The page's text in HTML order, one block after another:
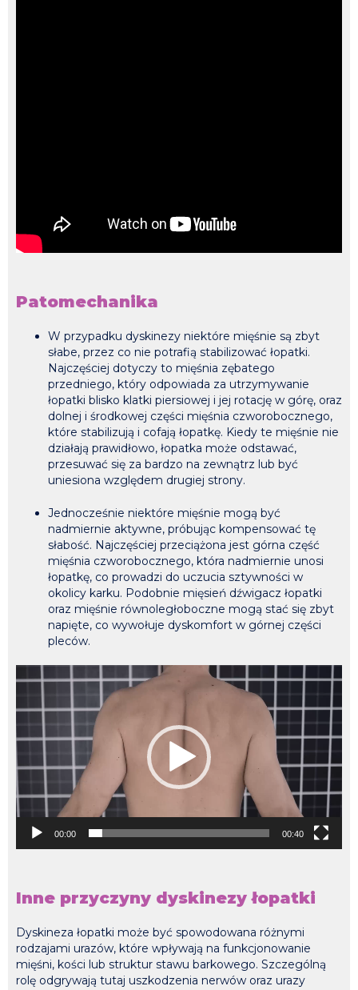
Patomechanika
W przypadku dyskinezy niektóre mięśnie są zbyt
słabe, przez co nie potrafią stabilizować łopatki.
Najczęściej dotyczy to mięśnia zębatego
przedniego, który odpowiada za utrzymywanie
łopatki blisko klatki piersiowej i jej rotację w górę, oraz
dolnej i środkowej części mięśnia czworobocznego,
które stabilizują i cofają łopatkę. Kiedy te mięśnie nie
działają prawidłowo, łopatka może odstawać,
przesuwać się za bardzo na zewnątrz lub być
uniesiona względem drugiej strony.
Jednocześnie niektóre mięśnie mogą być
nadmiernie aktywne, próbując kompensować tę
słabość. Najczęściej przeciążona jest górna część
mięśnia czworobocznego, która nadmiernie unosi
łopatkę, co prowadzi do uczucia sztywności w
okolicy karku. Podobnie mięsień dźwigacz łopatki
oraz mięśnie równoległoboczne mogą stać się zbyt
napięte, co wywołuje dyskomfort w górnej części
pleców.
Odtwarzacz
00:00 00:40
Inne przyczyny dyskinezy łopatki
Dyskineza łopatki może być spowodowana różnymi
rodzajami urazów, które wpływają na funkcjonowanie
mięśni, kości lub struktur stawu barkowego. Szczególną
rolę odgrywają tutaj uszkodzenia nerwów oraz urazy